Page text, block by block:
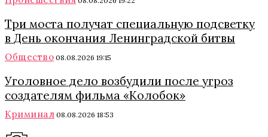
Три моста получат специальную подсветку
в День окончания Ленинградской битвы
Общество 08.08.2026 19:15
Уголовное дело возбудили после угроз
создателям фильма «Колобок»
Криминал 08.08.2026 18:53